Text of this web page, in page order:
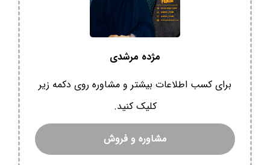
مژده مرشدی
برای کسب اطلاعات بیشتر و مشاوره روی دکمه زیر
کلیک کنید.
مشاوره و فروش